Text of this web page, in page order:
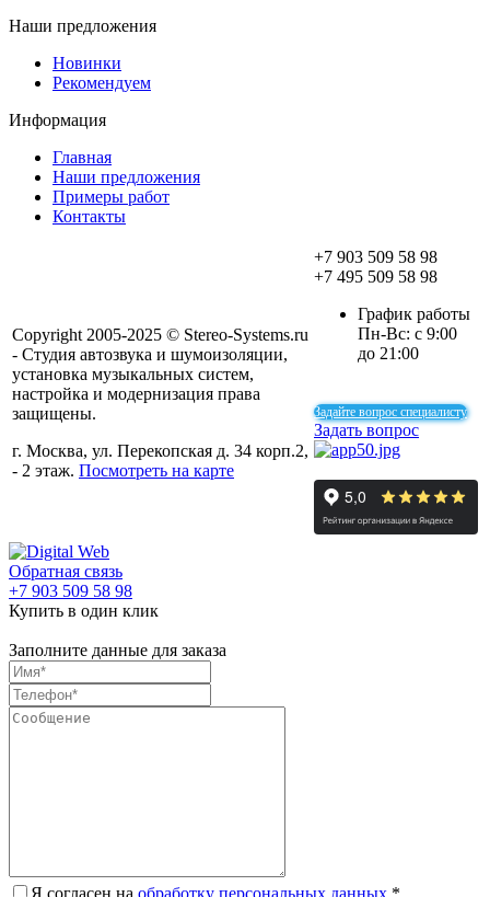
Наши предложения
Новинки
Рекомендуем
Информация
Главная
Наши предложения
Примеры работ
Контакты
Copyright 2005-2025 © Stereo-Systems.ru
- Студия автозвука и шумоизоляции,
установка музыкальных систем,
настройка и модернизация права
защищены.
г. Москва, ул. Перекопская д. 34 корп.2,
- 2 этаж. Посмотреть на карте
+7 903 509 58 98
+7 495 509 58 98
График работы
Пн-Вс: с 9:00
до 21:00
Задайте вопрос специалисту
Задать вопрос
Обратная связь
+7 903 509 58 98
Купить в один клик
Заполните данные для заказа